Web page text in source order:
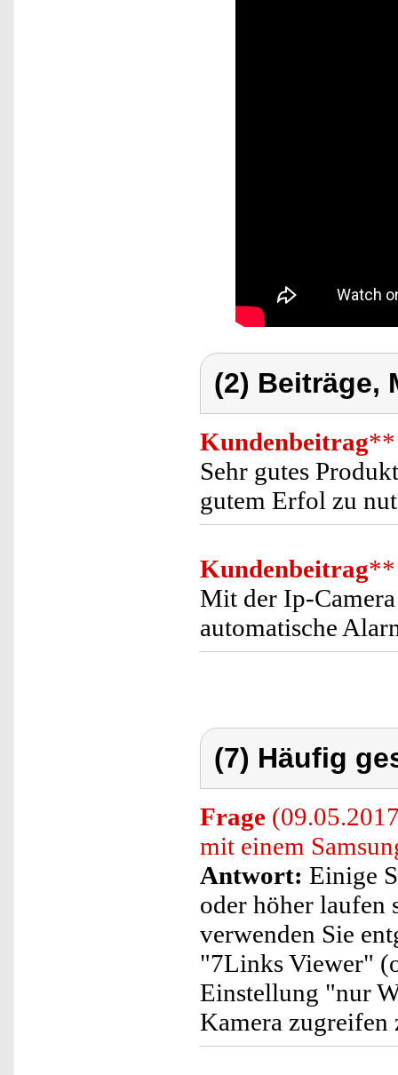
(2) Beiträge,
Kundenbeitrag**
Sehr gutes
gutem Erfol zu
Kundenbeitrag**
Mit der Ip-
automatische
(7) Häufig
Frage
mit einem
Antwort: Einige
oder höher
verwenden Sie
"7Links Viewer"
Einstellung "nur
Kamera zugreifen